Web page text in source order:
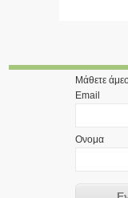
Μάθετε
Email
Ονομα